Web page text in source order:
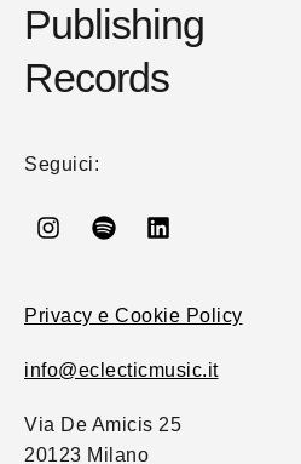
Publishing
Records
Seguici:
Privacy e Cookie Policy
info@eclecticmusic.it
Via De Amicis 25
20123 Milano